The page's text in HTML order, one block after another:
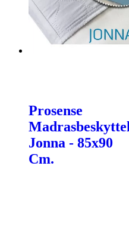
Prosense
Jonna - 85x90
Cm.